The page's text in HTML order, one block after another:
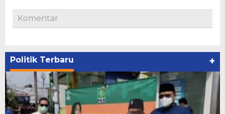
Komentar
Politik Terbaru +